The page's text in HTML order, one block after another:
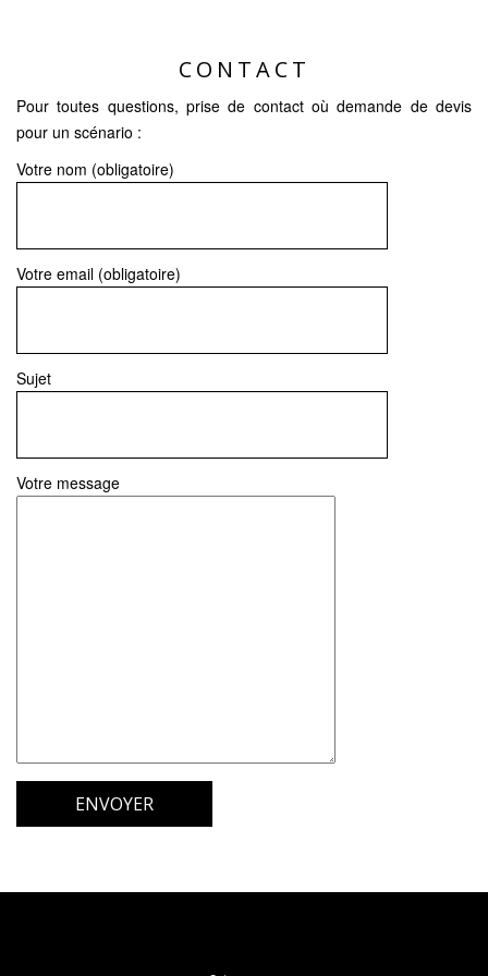
CONTACT
Pour toutes questions, prise de contact où demande de devis
pour un scénario :
Votre nom (obligatoire)
Votre email (obligatoire)
Sujet
Votre message